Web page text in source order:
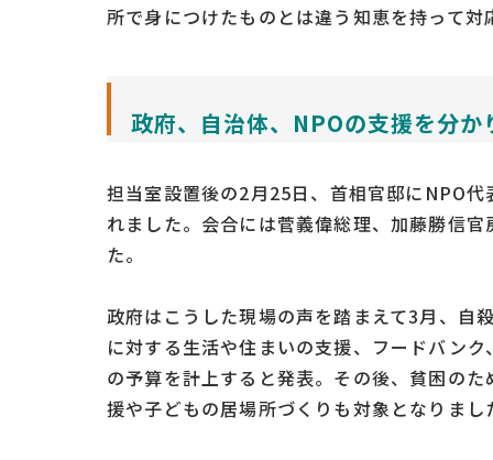
所で身につけたものとは違う知恵を持って
政府、自治体、NPOの支援を分
担当室設置後の2月25日、首相官邸にNPO
れました。会合には菅義偉総理、加藤勝信
た。
政府はこうした現場の声を踏まえて3月、自
に対する生活や住まいの支援、フードバン
の予算を計上すると発表。その後、貧困の
援や子どもの居場所づくりも対象となりまし